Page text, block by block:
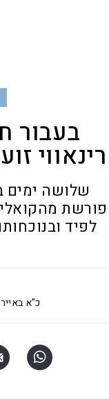
בעבור
רינאווי
שלושה ימים
פורשת
כ"א